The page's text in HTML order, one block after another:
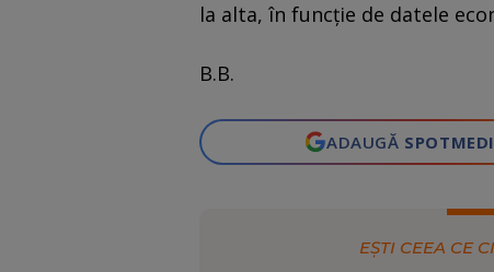
la alta, în funcție de datele
B.B.
ADAUGĂ
EȘTI CEEA CE